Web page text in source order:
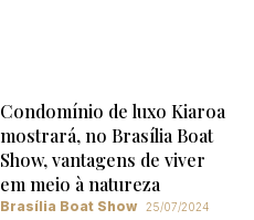
Condomínio de luxo Kiaroa
mostrará, no Brasília Boat
Show, vantagens de viver
em meio à natureza
Brasília Boat Show 25/07/2024